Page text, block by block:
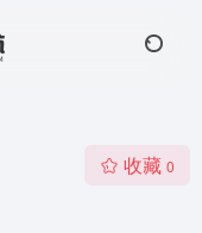
收藏 0